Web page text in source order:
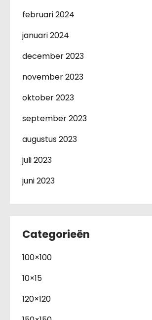
februari 2024
januari 2024
december 2023
november 2023
oktober 2023
september 2023
augustus 2023
juli 2023
juni 2023
Categorieën
100×100
10×15
120×120